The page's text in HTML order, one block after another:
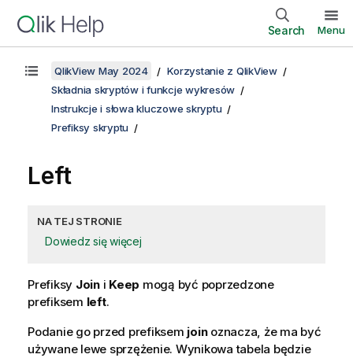
Search Menu
QlikView May 2024
Korzystanie z QlikView
Składnia skryptów i funkcje wykresów
Instrukcje i słowa kluczowe skryptu
Prefiksy skryptu
Left
NA TEJ STRONIE
Dowiedz się więcej
Prefiksy Joini Keep mogą być poprzedzone
prefiksem left.
Podanie go przed prefiksem joinoznacza, że ma być
używane lewe sprzężenie. Wynikowa tabela będzie